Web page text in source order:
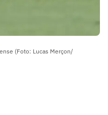
(Foto: Lucas Merçon/